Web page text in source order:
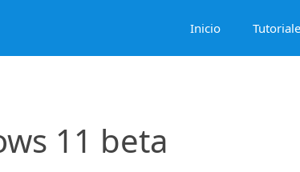
Inicio
11 beta